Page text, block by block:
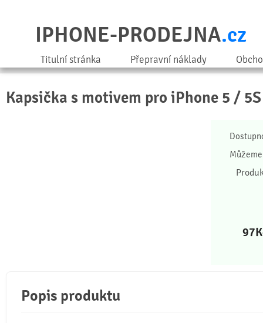
IPHONE-PRODEJNA.cz
Titulní stránka Přepravní náklady
Kapsička s motivem pro iPhone 5 /
97
Popis produktu